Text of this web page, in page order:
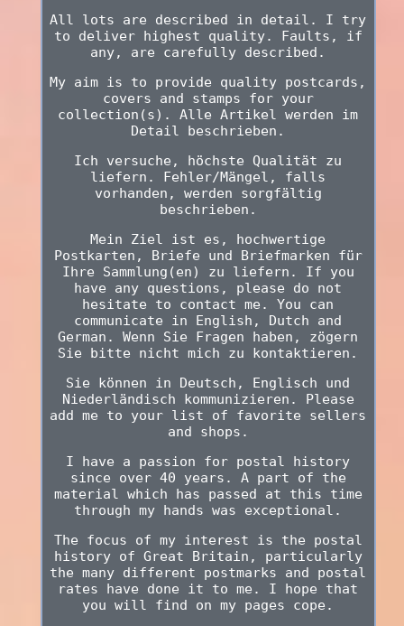
All lots are described in detail. I try
to deliver highest quality. Faults, if
any, are carefully described.
My aim is to provide quality postcards,
covers and stamps for your
collection(s). Alle Artikel werden im
Detail beschrieben.
Ich versuche, höchste Qualität zu
liefern. Fehler/Mängel, falls
vorhanden, werden sorgfältig
beschrieben.
Mein Ziel ist es, hochwertige
Postkarten, Briefe und Briefmarken für
Ihre Sammlung(en) zu liefern. If you
have any questions, please do not
hesitate to contact me. You can
communicate in English, Dutch and
German. Wenn Sie Fragen haben, zögern
Sie bitte nicht mich zu kontaktieren.
Sie können in Deutsch, Englisch und
Niederländisch kommunizieren. Please
add me to your list of favorite sellers
and shops.
I have a passion for postal history
since over 40 years. A part of the
material which has passed at this time
through my hands was exceptional.
The focus of my interest is the postal
history of Great Britain, particularly
the many different postmarks and postal
rates have done it to me. I hope that
you will find on my pages cope.